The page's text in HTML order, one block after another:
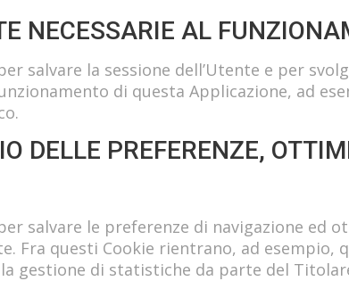
NECESSARIE AL
salvare la sessione dell’Utente e per
di questa Applicazione, ad
DELLE PREFERENZE,
salvare le preferenze di navigazione ed
Fra questi Cookie rientrano, ad esempio,
gestione di statistiche da parte del